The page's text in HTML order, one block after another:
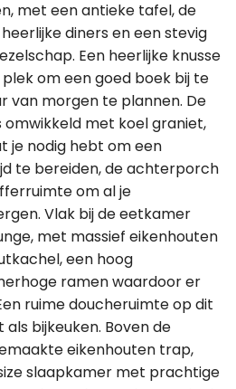
met een antieke tafel, de
diners en een stevig
Een heerlijke knusse
om een goed boek bij te
van morgen te plannen. De
omwikkeld met koel graniet,
je nodig hebt om een
te bereiden, de achterporch
om al je
Vlak bij de eetkamer
met massief eikenhouten
een hoog
ramen waardoor er
ruime doucheruimte op dit
bijkeuken. Boven de
eikenhouten trap,
slaapkamer met prachtige